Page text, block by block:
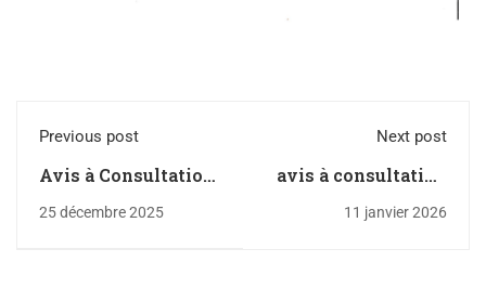
Previous post
Avis à Consultation
N°03/ENSV/2026
25 décembre 2025
Next post
avis à consultation
N°
11 janvier 2026